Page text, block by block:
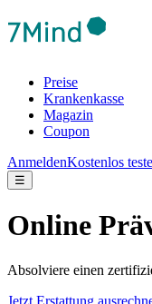
Preise
Krankenkasse
Magazin
Coupon
AnmeldenKostenlos
☰
Online
Absolviere einen
Jetzt Erstattung